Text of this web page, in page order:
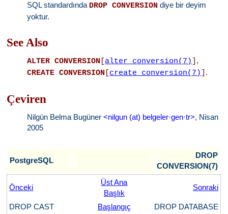
SQL standardında DROP CONVERSION diye bir deyim
yoktur.
See Also
ALTER CONVERSION alter_conversion(7)
,
CREATE CONVERSION
create_conversion(7) .
Çeviren
Nilgün Belma Bugüner<nilgun (at) belgeler·gen·tr>, Nisan
2005
PostgreSQL
DROP
CONVERSION(7)
Önceki
Üst Ana
Başlık
Sonraki
DROP CAST Başlangıç DROP DATABASE